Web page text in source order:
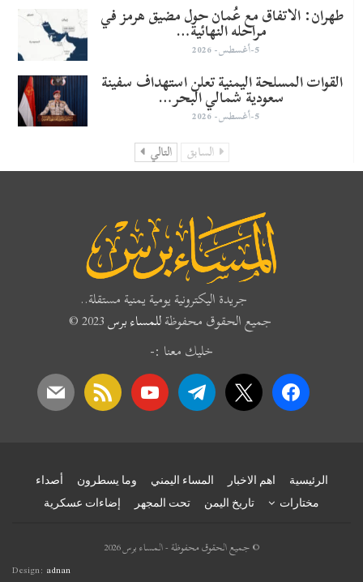
طهران: الاتفاق مع عُمان حول مضيق هرمز في
مراحله النهائية…
5-أغسطس- 2026
القوات المسلحة اليمنية تعلن استهداف سفينة
سعودية شمالي البحر…
5-أغسطس- 2026
السابق التالي
جريدة اليكترونية يومية يمنية مستقلة..
جميع الحقوق محفوظةللمساء برس
خليك معنا :-
facebook
x
telegram
youtube
rss
mail
الرئيسية اهم الاخبار المساء اليمني وما يسطرون
أصداء
مختارات
تاريخ اليمن تحت المجهر إضاءات عسكرية
© جميع الحقوق محفوظة - المساء برس 2026
Design: adnan